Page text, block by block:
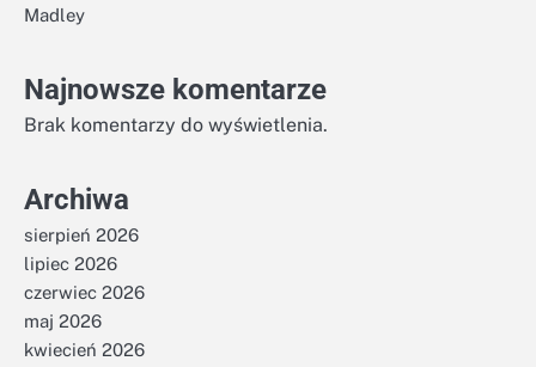
Madley
Najnowsze komentarze
Brak komentarzy do wyświetlenia.
Archiwa
sierpień 2026
lipiec 2026
czerwiec 2026
maj 2026
kwiecień 2026